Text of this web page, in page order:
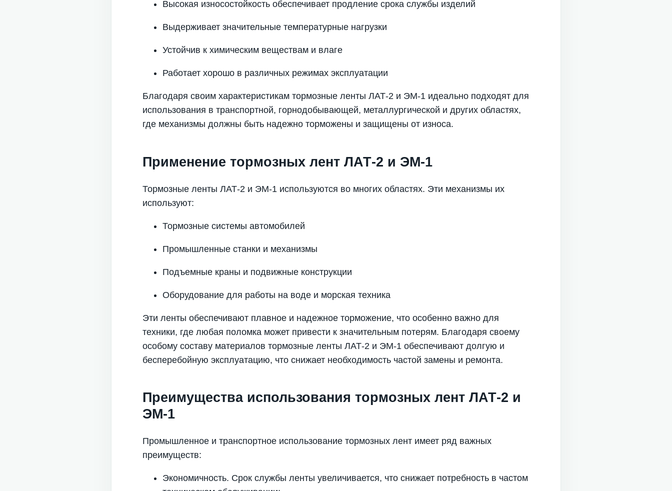
Высокая износостойкость обеспечивает продление срока службы изделий
Выдерживает значительные температурные нагрузки
Устойчив к химическим веществам и влаге
Работает хорошо в различных режимах эксплуатации
Благодаря своим характеристикам тормозные ленты ЛАТ-2 и ЭМ-1 идеально подходят для
использования в транспортной, горнодобывающей, металлургической и других областях,
где механизмы должны быть надежно торможены и защищены от износа.
Применение тормозных лент ЛАТ-2 и ЭМ-1
Тормозные ленты ЛАТ-2 и ЭМ-1 используются во многих областях. Эти механизмы их
используют:
Тормозные системы автомобилей
Промышленные станки и механизмы
Подъемные краны и подвижные конструкции
Оборудование для работы на воде и морская техника
Эти ленты обеспечивают плавное и надежное торможение, что особенно важно для
техники, где любая поломка может привести к значительным потерям. Благодаря своему
особому составу материалов тормозные ленты ЛАТ-2 и ЭМ-1 обеспечивают долгую и
бесперебойную эксплуатацию, что снижает необходимость частой замены и ремонта.
Преимущества использования тормозных лент ЛАТ-2 и
ЭМ-1
Промышленное и транспортное использование тормозных лент имеет ряд важных
преимуществ:
Экономичность. Срок службы ленты увеличивается, что снижает потребность в частом